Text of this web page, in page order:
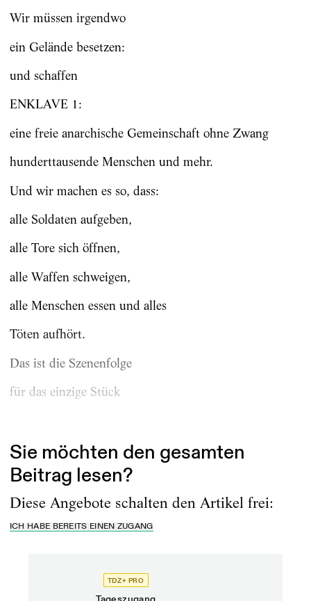
Wir müssen irgendwo
ein Gelände besetzen:
und schaffen
ENKLAVE 1:
eine freie anarchische Gemeinschaft ohne Zwang
hunderttausende Menschen und mehr.
Und wir machen es so, dass:
alle Soldaten aufgeben,
alle Tore sich öffnen,
alle Waffen schweigen,
alle Menschen essen und alles
Töten aufhört.
Das ist die Szenenfolge
für das einzige Stück
Sie möchten den gesamten
Beitrag lesen?
Diese Angebote schalten den Artikel frei:
ICH HABE BEREITS EINEN ZUGANG
TDZ+ PRO